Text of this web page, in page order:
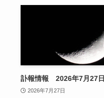
訃報情報 2026年7月27日
2026年7月27日